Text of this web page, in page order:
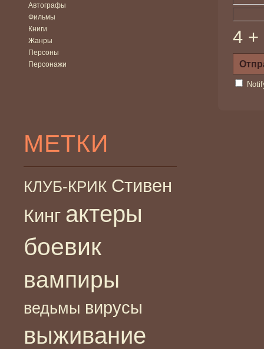
Автографы
Фильмы
Книги
Жанры
Персоны
Персонажи
МЕТКИ
КЛУБ-КРИК Стивен
Кинг актеры
боевик
вампиры
ведьмы вирусы
выживание
4